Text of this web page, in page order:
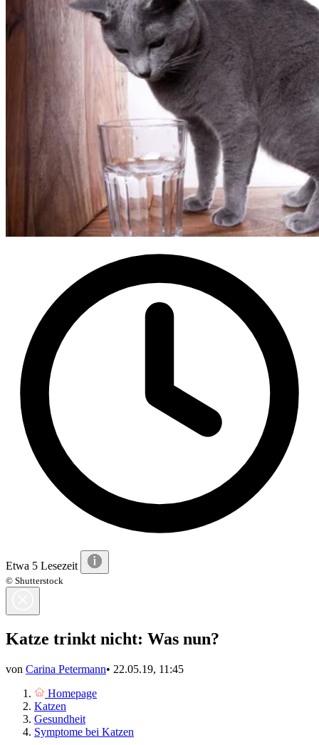
Etwa 5 Lesezeit
© Shutterstock
Katze trinkt nicht: Was nun?
von Carina Petermann• 22.05.19, 11:45
Homepage
Katzen
Gesundheit
Symptome bei Katzen